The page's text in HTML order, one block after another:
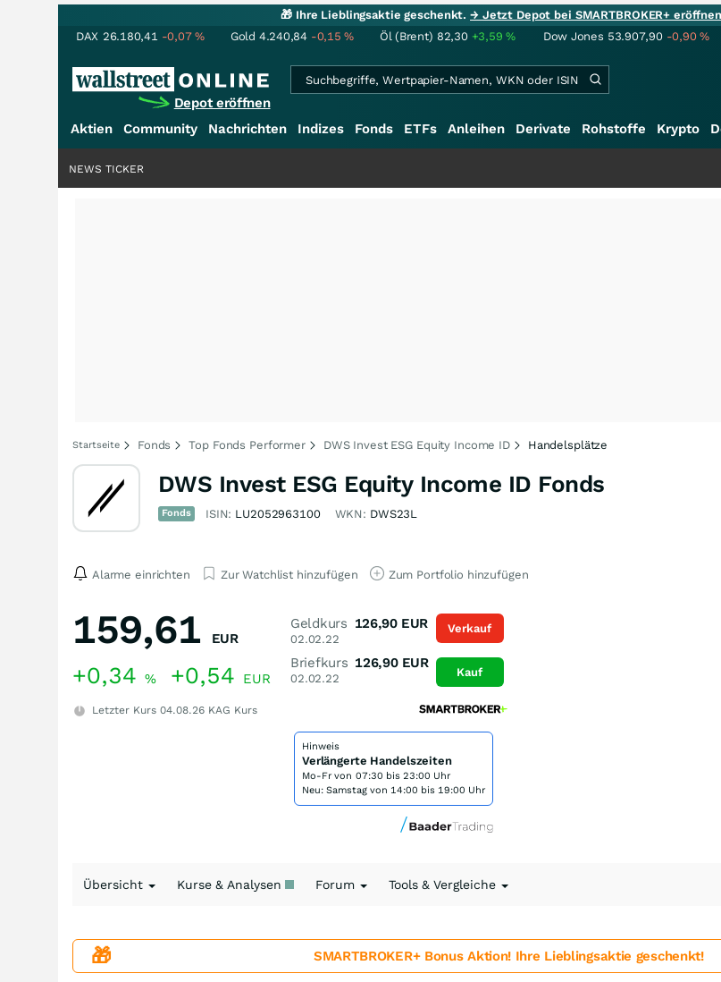
🎁 Ihre Lieblingsaktie geschenkt.→ Jetzt Depot bei SMARTBROKER+
DAX 26.180,41 -0,07% Gold 4.240,84 -0,15% Öl (Brent) 82,30 +3,59% Dow Jones 53.907,90 -0,90%
Depot eröffnen
Aktien Community Nachrichten Indizes Fonds ETFs Anleihen Derivate Rohstoffe Krypto
NEWS TICKER
Startseite Fonds Top Fonds Performer DWS Invest ESG Equity Income ID Handelsplätze
DWS Invest ESG Equity Income ID Fonds
Fonds ISIN: LU2052963100 WKN: DWS23L
Alarme einrichten Zur Watchlist hinzufügen Zum Portfolio hinzufügen
159,61 EUR
+0,34 % +0,54 EUR
Letzter Kurs 04.08.26 KAG Kurs
Geldkurs
02.02.22
126,90 EUR
Briefkurs
02.02.22
126,90 EUR
Verkauf
Kauf
Hinweis
Verlängerte Handelszeiten
Mo-Fr von 07:30 bis 23:00 Uhr
Neu: Samstag von 14:00 bis 19:00 Uhr
Übersicht Kurse & Analysen Forum Tools & Vergleiche
🎁 SMARTBROKER+ Bonus Aktion! Ihre Lieblingsaktie geschenkt!